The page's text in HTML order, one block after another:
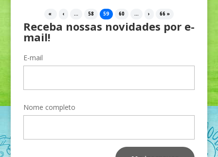
« ‹ ... 58 59 60 ... › 66 »
Receba nossas novidades por e-
mail!
E-mail
Nome completo